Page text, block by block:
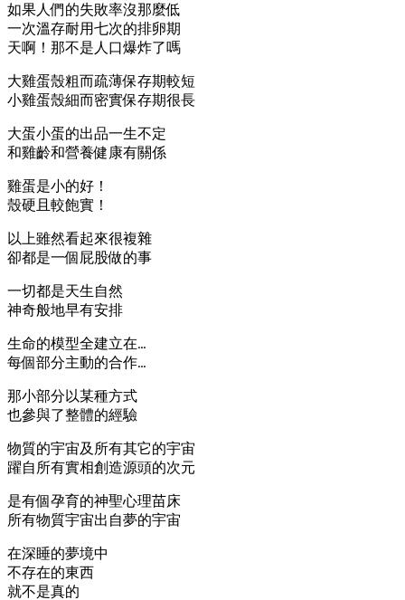
如果人們的失敗率沒那麼低
一次溫存耐用七次的排卵期
天啊！那不是人口爆炸了嗎
大雞蛋殼粗而疏薄保存期較短
小雞蛋殼細而密實保存期很長
大蛋小蛋的出品一生不定
和雞齡和營養健康有關係
雞蛋是小的好！
殼硬且較飽實！
以上雖然看起來很複雜
卻都是一個屁股做的事
一切都是天生自然
神奇般地早有安排
生命的模型全建立在…
每個部分主動的合作…
那小部分以某種方式
也參與了整體的經驗
物質的宇宙及所有其它的宇宙
躍自所有實相創造源頭的次元
是有個孕育的神聖心理苗床
所有物質宇宙出自夢的宇宙
在深睡的夢境中
不存在的東西
就不是真的